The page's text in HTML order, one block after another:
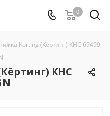
0
Korting (Кёртинг) KHC 69499
KHC